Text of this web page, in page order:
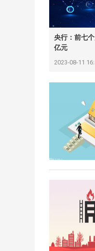
央行：前七
亿元
2023-08-11